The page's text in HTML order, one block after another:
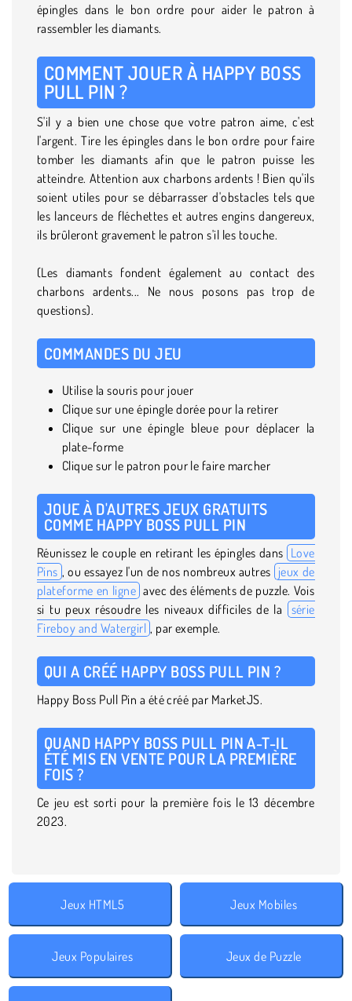
épingles dans le bon ordre pour aider le patron à
rassembler les diamants.
COMMENT JOUER À HAPPY BOSS
PULL PIN ?
S'il y a bien une chose que votre patron aime, c'est
l'argent. Tire les épingles dans le bon ordre pour faire
tomber les diamants afin que le patron puisse les
atteindre. Attention aux charbons ardents ! Bien qu'ils
soient utiles pour se débarrasser d'obstacles tels que
les lanceurs de fléchettes et autres engins dangereux,
ils brûleront gravement le patron s'il les touche.
(Les diamants fondent également au contact des
charbons ardents... Ne nous posons pas trop de
questions).
COMMANDES DU JEU
Utilise la souris pour jouer
Clique sur une épingle dorée pour la retirer
Clique sur une épingle bleue pour déplacer la
plate-forme
Clique sur le patron pour le faire marcher
JOUE À D'AUTRES JEUX GRATUITS
COMME HAPPY BOSS PULL PIN
Réunissez le couple en retirant les épingles dans Love
Pins , ou essayez l'un de nos nombreux autres jeux de
plateforme en ligne avec des éléments de puzzle. Vois
si tu peux résoudre les niveaux difficiles de la
série
Fireboy and Watergirl , par exemple.
QUI A CRÉÉ HAPPY BOSS PULL PIN ?
Happy Boss Pull Pin a été créé par MarketJS.
QUAND HAPPY BOSS PULL PIN A-T-IL
ÉTÉ MIS EN VENTE POUR LA PREMIÈRE
FOIS ?
Ce jeu est sorti pour la première fois le 13 décembre
2023.
Jeux HTML5 Jeux Mobiles
Jeux Populaires Jeux de Puzzle